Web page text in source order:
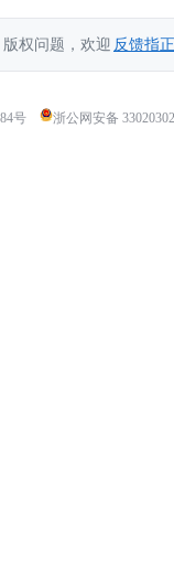
权问题，欢迎 反馈指正
号 浙公网安备